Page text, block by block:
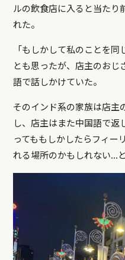
ルの飲食店に入ると当たり
れた。
「もしかして私のことを同
とも思ったが、店主のおじ
語で話しかけていた。
そのインド系の家族は店主
し、店主はまた中国語で返
ってももしかしたらフィー
れる場所のかもしれない…